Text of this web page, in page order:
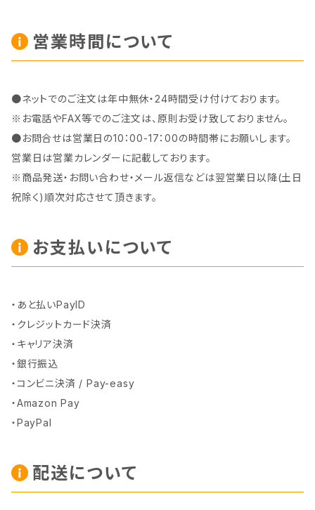
営業時間について
●ネットでのご注文は年中無休・24時間受け付けております。
※お電話やFAX等でのご注文は、原則お受け致しておりません。
●お問合せは営業日の10：00-17：00の時間帯にお願いします。
営業日は営業カレンダーに記載しております。
※商品発送・お問い合わせ・メール返信などは翌営業日以降(土日
祝除く)順次対応させて頂きます。
お支払いについて
・あと払いPayID
・クレジットカード決済
・キャリア決済
・銀行振込
・コンビニ決済 / Pay-easy
・Amazon Pay
・PayPal
配送について